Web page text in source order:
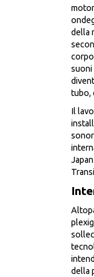
della
suoni
tubo,
Il
della